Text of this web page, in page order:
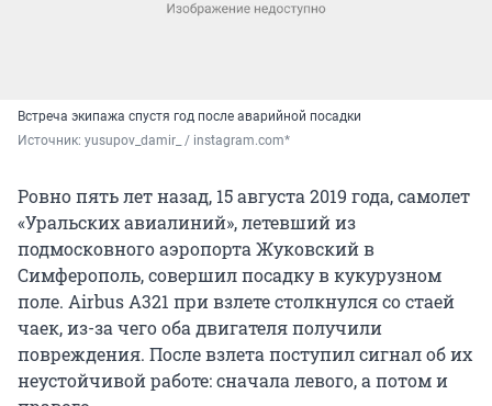
Встреча экипажа спустя год после аварийной посадки
Источник: yusupov_damir_ / instagram.com*
Ровно пять лет назад, 15 августа 2019 года, самолет
«Уральских авиалиний», летевший из
подмосковного аэропорта Жуковский в
Симферополь, совершил посадку в кукурузном
поле. Airbus A321 при взлете столкнулся со стаей
чаек, из-за чего оба двигателя получили
повреждения. После взлета поступил сигнал об их
неустойчивой работе: сначала левого, а потом и